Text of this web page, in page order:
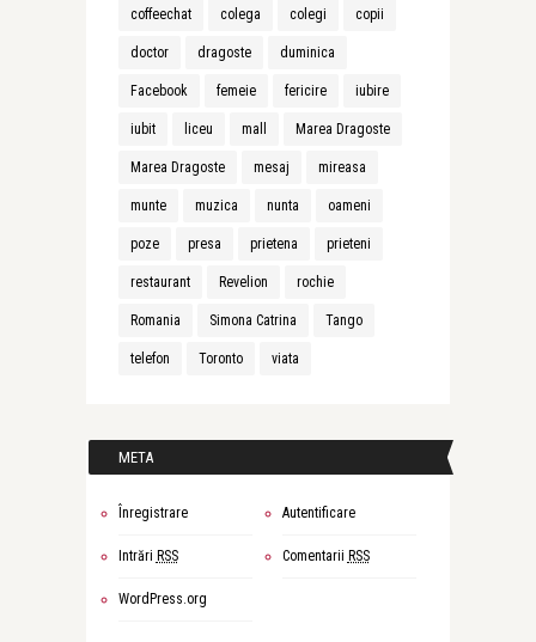
coffeechat colega colegi copii
doctor dragoste duminica
Facebook femeie fericire iubire
iubit liceu mall Marea Dragoste
Marea Dragoste mesaj mireasa
munte muzica nunta oameni
poze presa prietena prieteni
restaurant Revelion rochie
Romania Simona Catrina Tango
telefon Toronto viata
META
Înregistrare Autentificare
Intrări RSS Comentarii RSS
WordPress.org